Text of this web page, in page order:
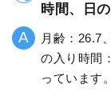
時間、日
月齢：26.7
の入り時間
っています。